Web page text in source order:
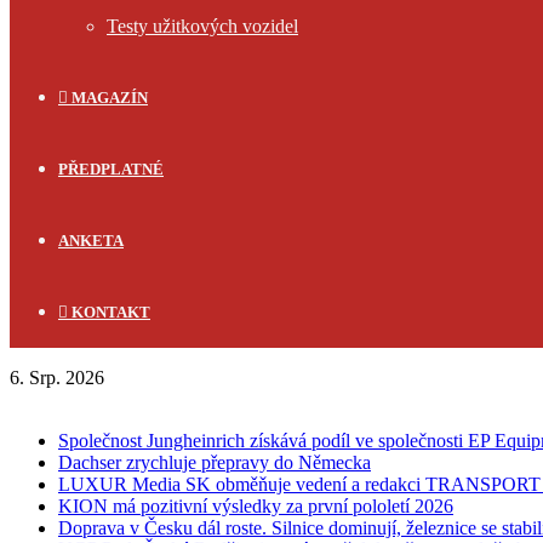
Testy užitkových vozidel
MAGAZÍN
PŘEDPLATNÉ
ANKETA
KONTAKT
6. Srp. 2026
Společnost Jungheinrich získává podíl ve společnosti EP
Dachser zrychluje přepravy do Německa
LUXUR Media SK obměňuje vedení a redakci
KION má pozitivní výsledky za první pololetí 2026
Doprava v Česku dál roste. Silnice dominují, železnice se